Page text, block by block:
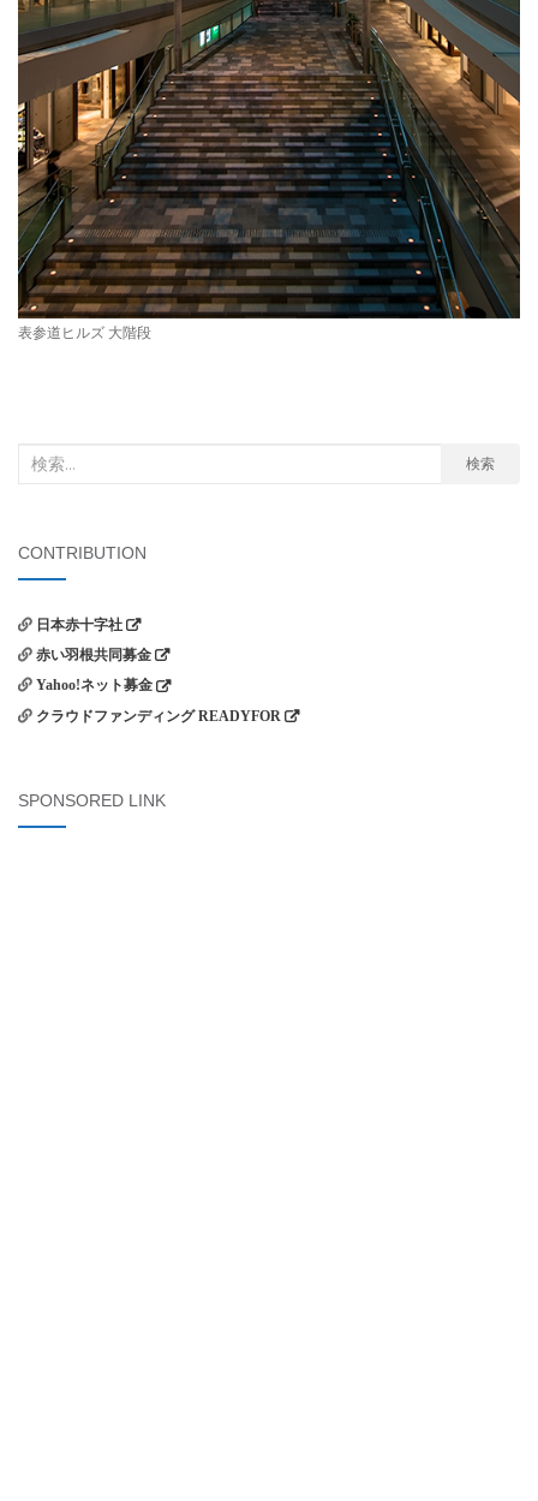
表参道ヒルズ 大階段
象:
検索
CONTRIBUTION
日本赤十字社
赤い羽根共同募金
Yahoo!ネット募金
クラウドファンディング READYFOR
SPONSORED LINK